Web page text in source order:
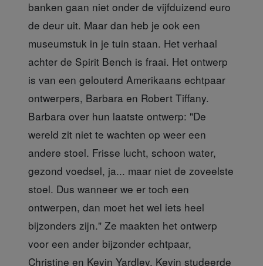
banken gaan niet onder de vijfduizend euro
de deur uit. Maar dan heb je ook een
museumstuk in je tuin staan. Het verhaal
achter de Spirit Bench is fraai. Het ontwerp
is van een gelouterd Amerikaans echtpaar
ontwerpers, Barbara en Robert Tiffany.
Barbara over hun laatste ontwerp: "De
wereld zit niet te wachten op weer een
andere stoel. Frisse lucht, schoon water,
gezond voedsel, ja... maar niet de zoveelste
stoel. Dus wanneer we er toch een
ontwerpen, dan moet het wel iets heel
bijzonders zijn." Ze maakten het ontwerp
voor een ander bijzonder echtpaar,
Christine en Kevin Yardley. Kevin studeerde